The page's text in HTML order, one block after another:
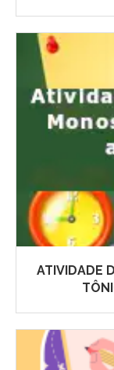
ATIVIDADE